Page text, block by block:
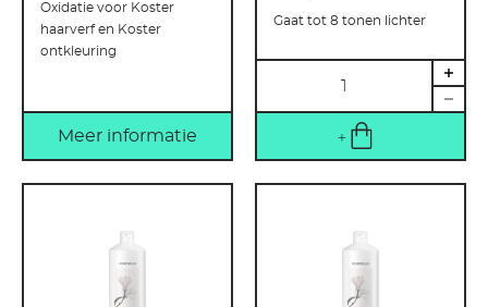
Oxidatie voor Koster
haarverf en Koster
ontkleuring
Meer informatie
Gaat tot 8 tonen lichter